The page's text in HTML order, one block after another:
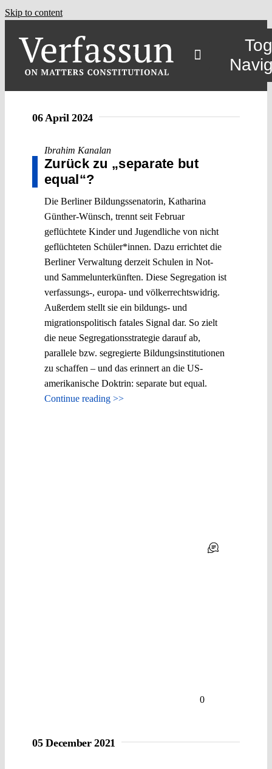
Skip to content
06 April 2024
Ibrahim Kanalan
Zurück zu „separate but
equal“?
Die Berliner Bildungssenatorin, Katharina
Günther-Wünsch, trennt seit Februar
geflüchtete Kinder und Jugendliche von nicht
geflüchteten Schüler*innen. Dazu errichtet die
Berliner Verwaltung derzeit Schulen in Not-
und Sammelunterkünften. Diese Segregation ist
verfassungs-, europa- und völkerrechtswidrig.
Außerdem stellt sie ein bildungs- und
migrationspolitisch fatales Signal dar. So zielt
die neue Segregationsstrategie darauf ab,
parallele bzw. segregierte Bildungsinstitutionen
zu schaffen – und das erinnert an die US-
amerikanische Doktrin: separate but equal.
Continue reading >>
0
05 December 2021